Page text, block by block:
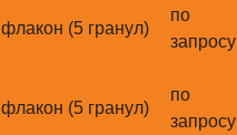
флакон (5 гранул)
по
запросу
флакон (5 гранул)
по
запросу